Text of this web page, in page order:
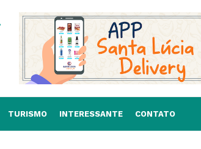
TURISMO INTERESSANTE CONTATO